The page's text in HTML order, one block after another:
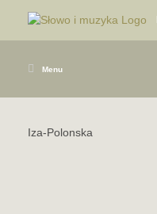
Menu
Iza-Polonska